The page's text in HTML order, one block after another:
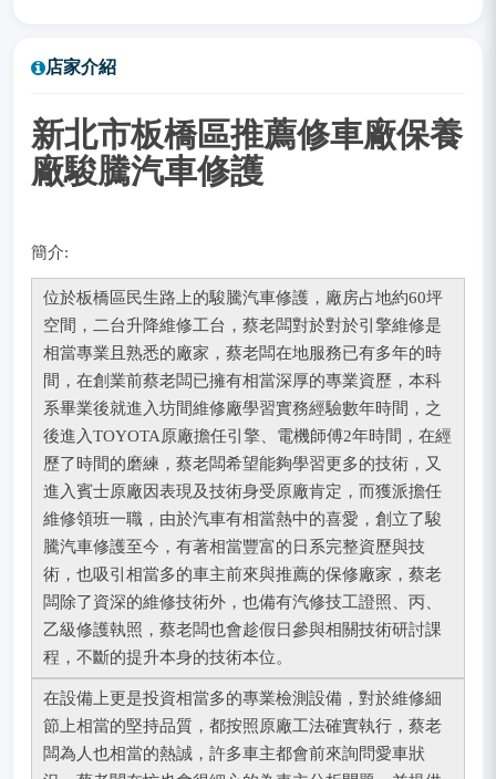
店家介紹
新北市板橋區推薦修車廠保養
廠駿騰汽車修護
簡介:
位於板橋區民生路上的駿騰汽車修護，廠房占地約60坪
空間，二台升降維修工台，蔡老闆對於對於引擎維修是
相當專業且熟悉的廠家，蔡老闆在地服務已有多年的時
間，在創業前蔡老闆已擁有相當深厚的專業資歷，本科
系畢業後就進入坊間維修廠學習實務經驗數年時間，之
後進入TOYOTA原廠擔任引擎、電機師傅2年時間，在經
歷了時間的磨練，蔡老闆希望能夠學習更多的技術，又
進入賓士原廠因表現及技術身受原廠肯定，而獲派擔任
維修領班一職，由於汽車有相當熱中的喜愛，創立了駿
騰汽車修護至今，有著相當豐富的日系完整資歷與技
術，也吸引相當多的車主前來與推薦的保修廠家，蔡老
闆除了資深的維修技術外，也備有汽修技工證照、丙、
乙級修護執照，蔡老闆也會趁假日參與相關技術研討課
程，不斷的提升本身的技術本位。
在設備上更是投資相當多的專業檢測設備，對於維修細
節上相當的堅持品質，都按照原廠工法確實執行，蔡老
闆為人也相當的熱誠，許多車主都會前來詢問愛車狀